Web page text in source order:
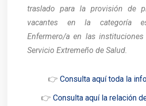
traslado para la provisión de
vacantes en la categoría
Enfermero/a en las
Servicio Extremeño de Salud.
👉 Consulta aquí toda la
👉 Consulta aquí la relación